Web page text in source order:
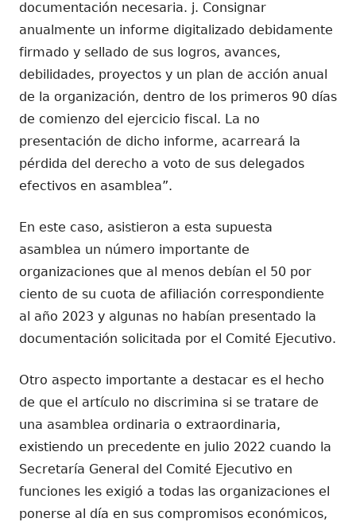
documentación necesaria. j. Consignar
anualmente un informe digitalizado debidamente
firmado y sellado de sus logros, avances,
debilidades, proyectos y un plan de acción anual
de la organización, dentro de los primeros 90 días
de comienzo del ejercicio fiscal. La no
presentación de dicho informe, acarreará la
pérdida del derecho a voto de sus delegados
efectivos en asamblea”.
En este caso, asistieron a esta supuesta
asamblea un número importante de
organizaciones que al menos debían el 50 por
ciento de su cuota de afiliación correspondiente
al año 2023 y algunas no habían presentado la
documentación solicitada por el Comité Ejecutivo.
Otro aspecto importante a destacar es el hecho
de que el artículo no discrimina si se tratare de
una asamblea ordinaria o extraordinaria,
existiendo un precedente en julio 2022 cuando la
Secretaría General del Comité Ejecutivo en
funciones les exigió a todas las organizaciones el
ponerse al día en sus compromisos económicos,